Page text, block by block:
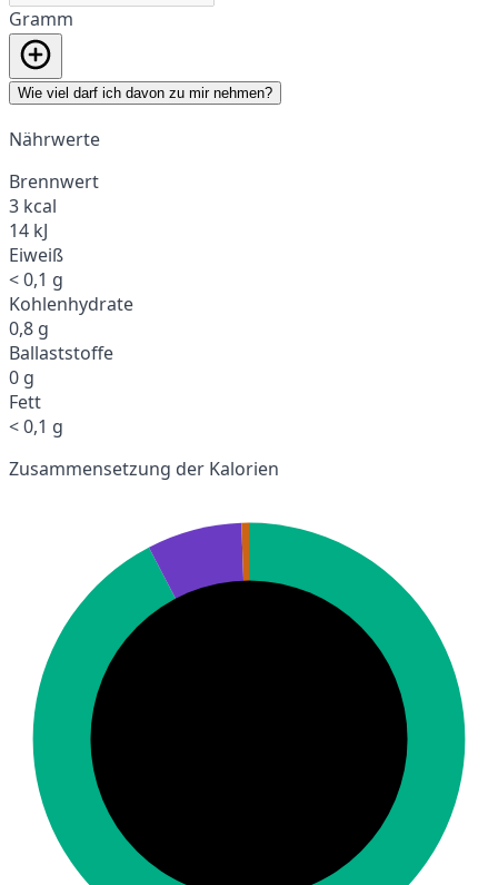
Gramm
Wie viel darf ich davon zu mir nehmen?
Nährwerte
Brennwert
3 kcal
14 kJ
Eiweiß
< 0,1 g
Kohlenhydrate
0,8 g
Ballaststoffe
0 g
Fett
< 0,1 g
Zusammensetzung der Kalorien